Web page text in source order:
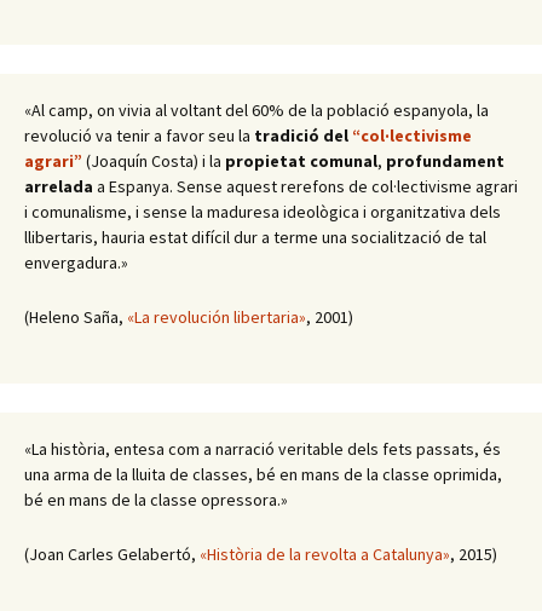
«Al camp, on vivia al voltant del 60% de la població espanyola, la
revolució va tenir a favor seu la tradició del “col·lectivisme
agrari” (Joaquín Costa) i la propietat comunal, profundament
arrelada a Espanya. Sense aquest rerefons de col·lectivisme agrari
i comunalisme, i sense la maduresa ideològica i organitzativa dels
llibertaris, hauria estat difícil dur a terme una socialització de tal
envergadura.»
(Heleno Saña, «La revolución libertaria», 2001)
«La història, entesa com a narració veritable dels fets passats, és
una arma de la lluita de classes, bé en mans de la classe oprimida,
bé en mans de la classe opressora.»
(Joan Carles Gelabertó, «Història de la revolta a Catalunya», 2015)